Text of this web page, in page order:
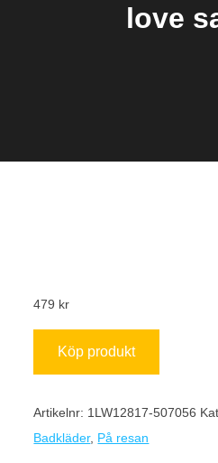
love
479 kr
Köp produkt
Artikelnr: 1LW12817-507056
Badkläder, På resan